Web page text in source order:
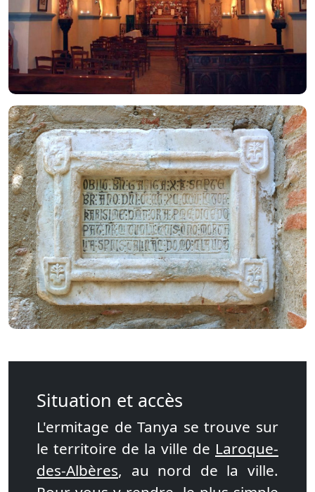
Situation et accès
L'ermitage de Tanya se trouve sur
le territoire de la ville de Laroque-
des-Albères, au nord de la ville.